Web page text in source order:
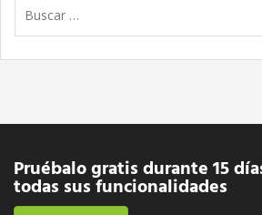
Pruébalo gratis durante 15
todas sus funcionalidades